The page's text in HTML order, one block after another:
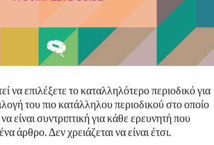
να επιλέξετε το καταλληλότερο περιοδικό για
του πιο κατάλληλου περιοδικού στο οποίο
είναι συντριπτική για κάθε ερευνητή που
άρθρο. Δεν χρειάζεται να είναι έτσι.